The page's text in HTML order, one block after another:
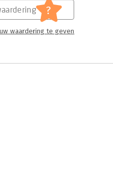
?
waardering te geven